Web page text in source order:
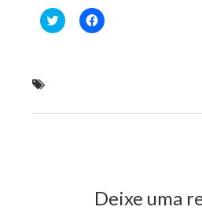
Clique
para
Clique
para
Deixe uma